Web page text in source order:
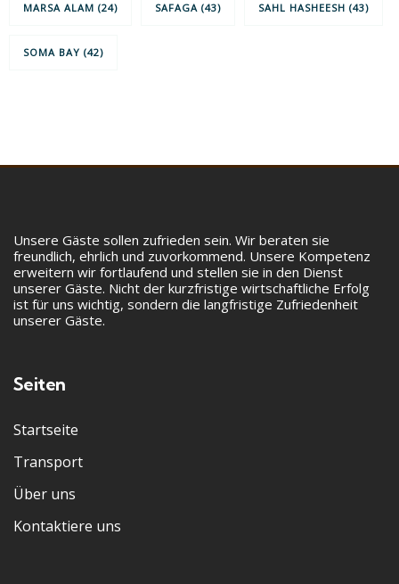
MARSA ALAM (24) SAFAGA (43) SAHL HASHEESH (43)
SOMA BAY (42)
Unsere Gäste sollen zufrieden sein. Wir beraten sie
freundlich, ehrlich und zuvorkommend. Unsere Kompetenz
erweitern wir fortlaufend und stellen sie in den Dienst
unserer Gäste. Nicht der kurzfristige wirtschaftliche Erfolg
ist für uns wichtig, sondern die langfristige Zufriedenheit
unserer Gäste.
Seiten
Startseite
Transport
Über uns
Kontaktiere uns